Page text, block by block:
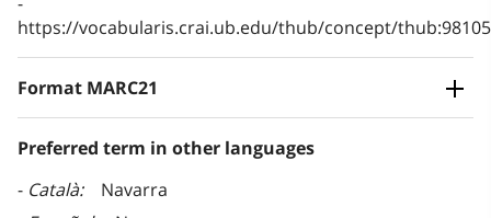
https://vocabularis.crai.ub.edu/thub/concept/
Format MARC21
Preferred term in other languages
Català
Navarra